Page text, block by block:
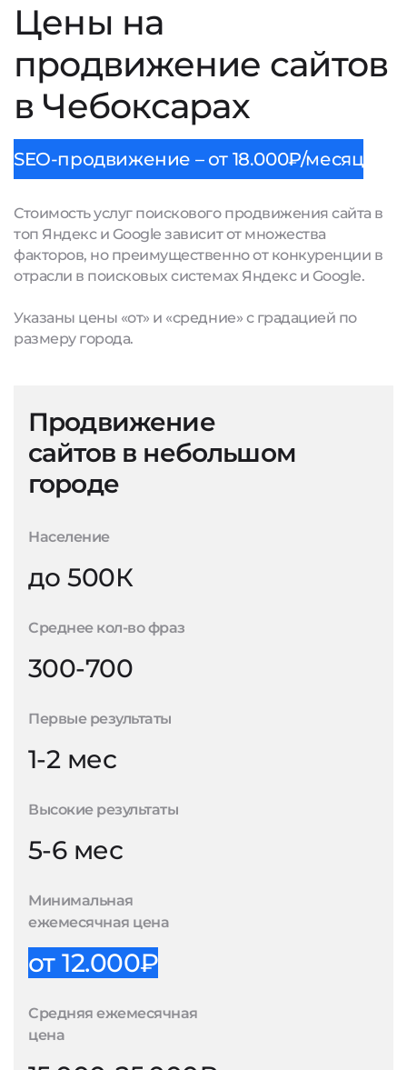
Цены на
продвижение сайтов
в Чебоксарах
SEO-продвижение – от 18.000₽/месяц
Стоимость услуг поискового продвижения сайта в
топ Яндекс и Google зависит от множества
факторов, но преимущественно от конкуренции в
отрасли в поисковых системах Яндекс и Google.
Указаны цены «от» и «средние» с градацией по
размеру города.
Продвижение
сайтов в небольшом
городе
Население
до 500К
Среднее кол-во фраз
300-700
Первые результаты
1-2 мес
Высокие результаты
5-6 мес
Минимальная
ежемесячная цена
от 12.000₽
Средняя ежемесячная
цена